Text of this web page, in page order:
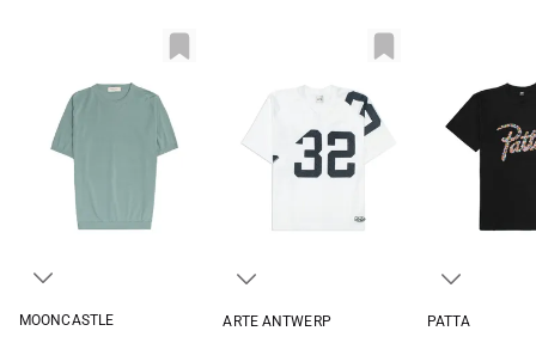
MOONCASTLE
ARTE ANTWERP
PATTA